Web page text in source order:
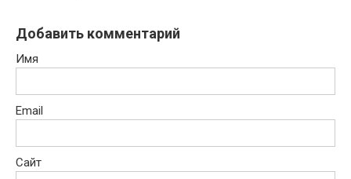
Добавить комментарий
Имя
Email
Сайт